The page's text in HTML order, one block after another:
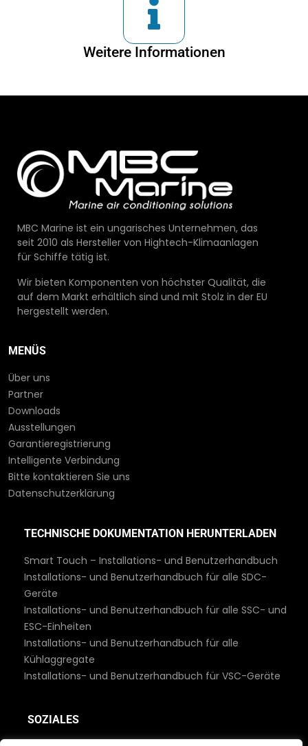
Weitere Informationen
MBC Marine ist ein ungarisches Unternehmen, das
seit 2010 als Hersteller von Hightech-Klimaanlagen
für Schiffe tätig ist.
Wir bieten Komponenten von höchster Qualität, die
auf dem Markt erhältlich sind und mit Stolz in der EU
hergestellt werden.
MENÜS
Über uns
Partner
Downloads
Ausstellungen
Garantieregistrierung
Intelligente Verbindung
Bitte kontaktieren Sie uns
Datenschutzerklärung
TECHNISCHE DOKUMENTATION HERUNTERLADEN
Smart Touch – Installations- und Benutzerhandbuch
Installations- und Benutzerhandbuch für alle SDC-
Geräte
Installations- und Benutzerhandbuch für alle SSC- und
ESC-Einheiten
Installations- und Benutzerhandbuch für alle
Kühlaggregate
Installations- und Benutzerhandbuch für VSC-Geräte
SOZIALES